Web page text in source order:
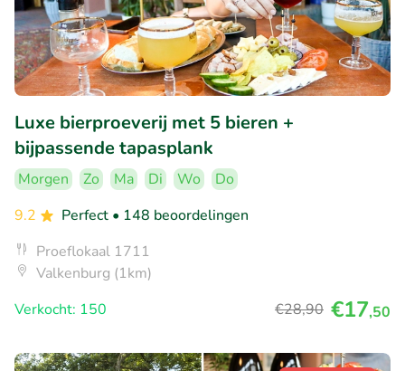
Luxe bierproeverij met 5 bieren +
bijpassende tapasplank
Morgen Zo Ma Di Wo
Do
9.2
Perfect • 148 beoordelingen
Proeflokaal 1711
Valkenburg (1km)
Verkocht: 150
€28,90 €17,50